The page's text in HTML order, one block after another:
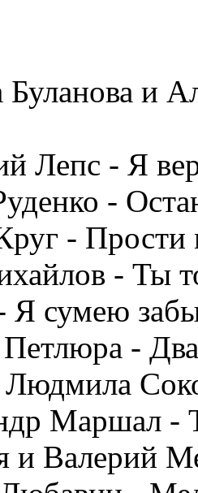
Буланова и
Лепс - Я
-
- Прости
- Ты
Я сумею
-
Маршал -
и Валерий